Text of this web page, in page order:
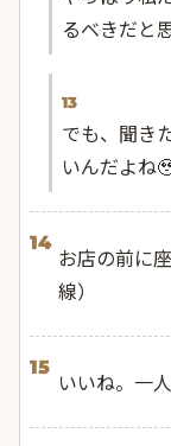
るべきだと
13
でも、聞き
いんだよね
14
お店の前に
線）
15
いいね。一